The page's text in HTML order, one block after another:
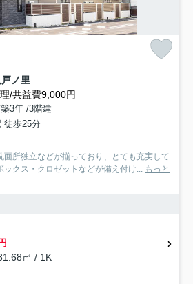
ノ里
/共益費9,000円
3年 /3階建
徒歩25分
面所独立などが揃っており、とても充実して
ックス・クロゼットなどが備え付け... もっと
㎡ / 1K